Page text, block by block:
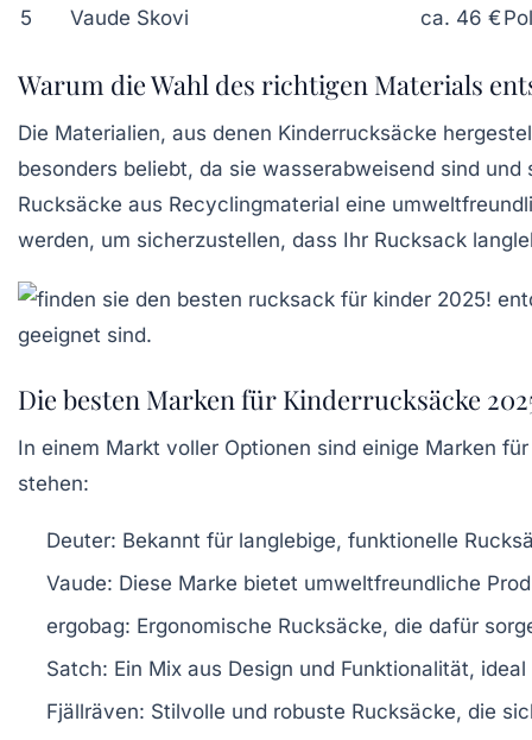
5
Vaude Skovi ca. 46 €
Warum die Wahl des richtigen Materials
Die Materialien, aus denen Kinderrucksäcke
besonders beliebt, da sie wasserabweisend sind
Rucksäcke aus Recyclingmaterial eine
werden, um sicherzustellen, dass Ihr Rucksack
Die besten Marken für Kinderrucksäcke
In einem Markt voller Optionen sind einige Marken
stehen:
Deuter: Bekannt für langlebige, funktionelle
Vaude: Diese Marke bietet umweltfreundliche
ergobag: Ergonomische Rucksäcke, die dafür
Satch: Ein Mix aus Design und Funktionalität,
Fjällräven: Stilvolle und robuste Rucksäcke, die